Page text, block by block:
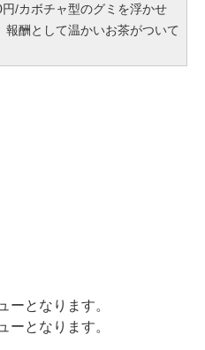
/カボチャ型のグミを浮かせ
酬として温かいお茶がついて
となります。
となります。